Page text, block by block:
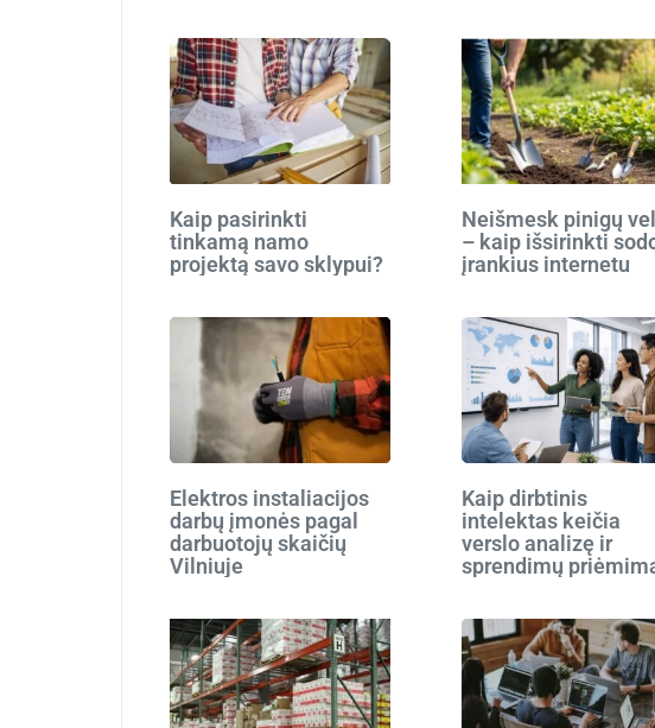
Kaip pasirinkti
tinkamą namo
projektą savo sklypui?
Neišmesk pinigų
– kaip išsirinkti
įrankius internetu
Elektros instaliacijos
darbų įmonės pagal
darbuotojų skaičių
Vilniuje
Kaip dirbtinis
intelektas keičia
verslo analizę ir
sprendimų